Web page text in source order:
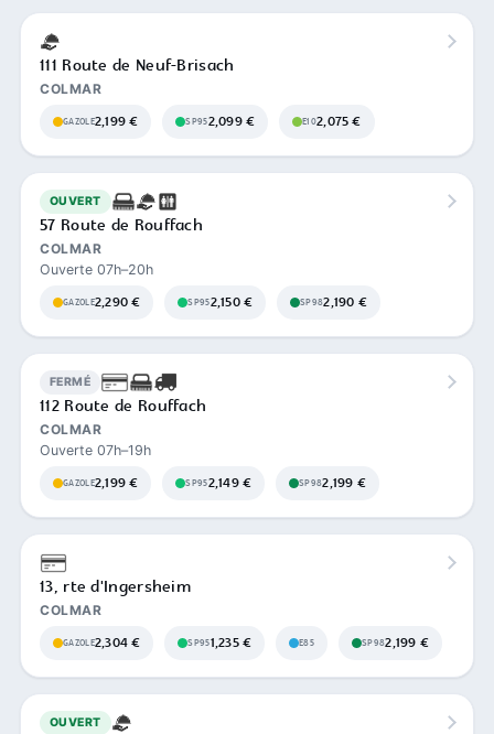
111 Route de Neuf-Brisach
COLMAR
GAZOLE2,199 € SP952,099 € E102,075 €
OUVERT
57 Route de Rouffach
COLMAR
Ouverte 07h–20h
GAZOLE2,290 € SP952,150 € SP982,190 €
FERMÉ
112 Route de Rouffach
COLMAR
Ouverte 07h–19h
GAZOLE2,199 € SP952,149 € SP982,199 €
13, rte d'Ingersheim
COLMAR
GAZOLE2,304 € SP951,235 € E85 SP982,199 €
OUVERT